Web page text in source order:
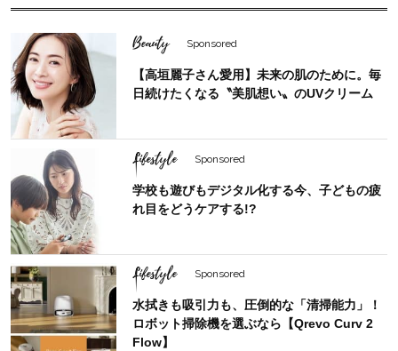
Beauty Sponsored
【高垣麗子さん愛用】未来の肌のために。毎
日続けたくなる〝美肌想い〟のUVクリーム
Lifestyle Sponsored
学校も遊びもデジタル化する今、子どもの疲
れ目をどうケアする!?
Lifestyle Sponsored
水拭きも吸引力も、圧倒的な「清掃能力」！
ロボット掃除機を選ぶなら【Qrevo Curv 2
Flow】